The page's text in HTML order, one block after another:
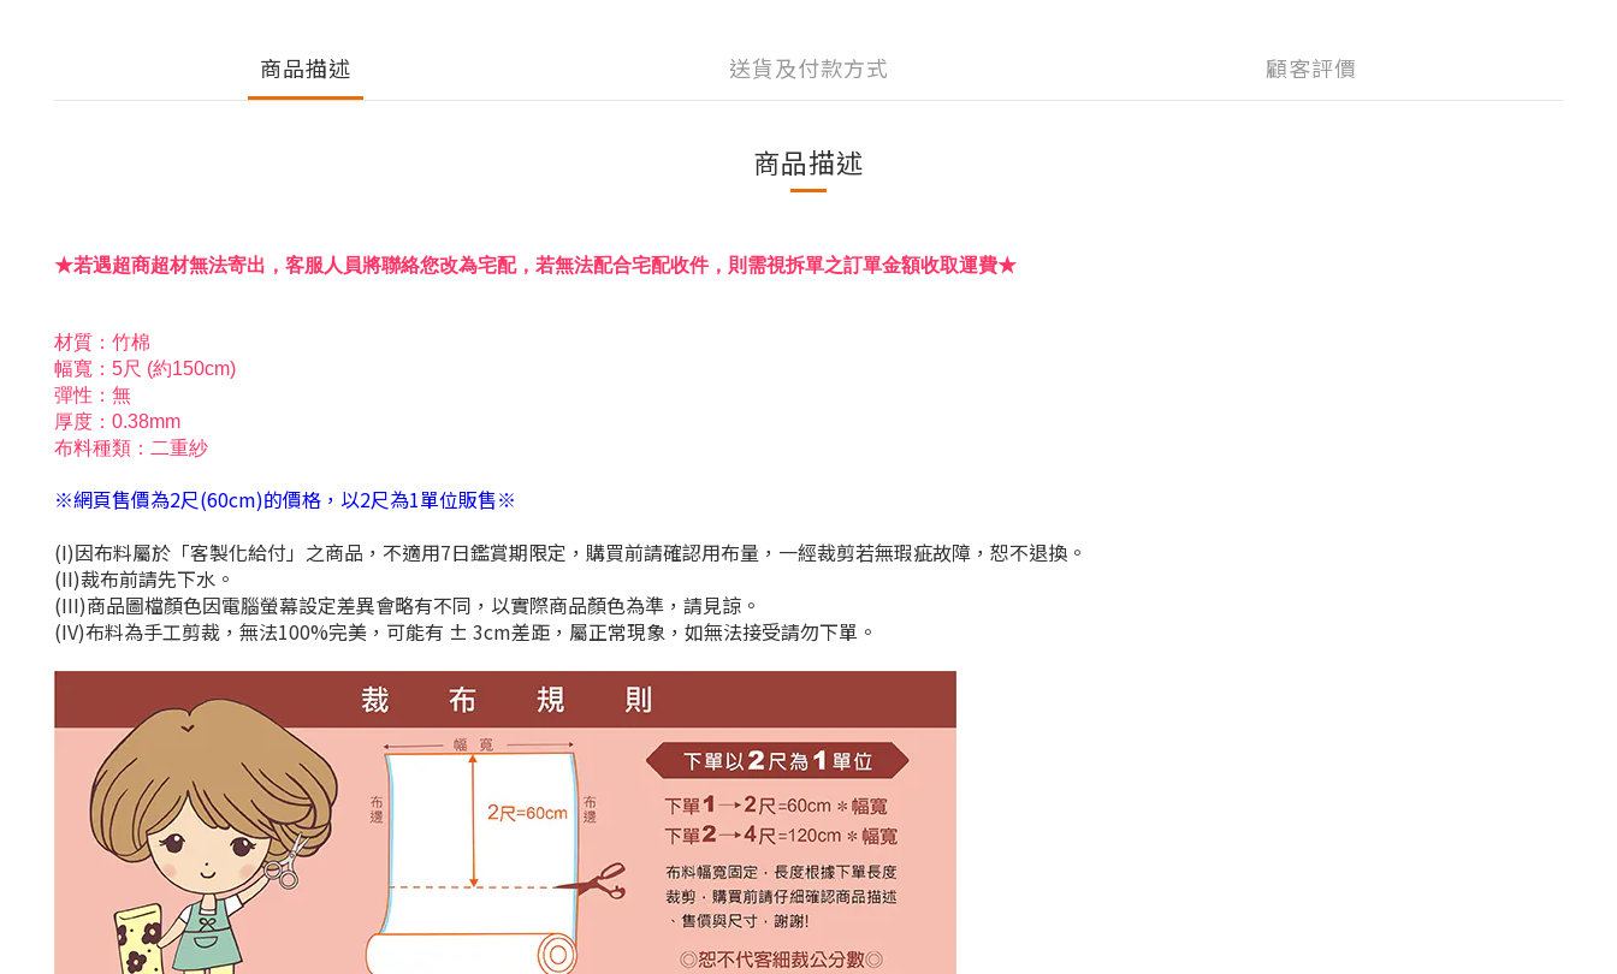
商品描述 送貨及付款方式 顧客評價
商品描述
★若遇超商超材無法寄出，客服人員將聯絡您改為宅配，若無法配合宅配收件，則需視拆單之訂單金額收取運費★
材質：竹棉
幅寬：5尺 (約150cm)
彈性：無
厚度：0.38mm
布料種類：二重紗
※網頁售價為2尺(60cm)的價格，以2尺為1單位販售※
(I)因布料屬於「客製化給付」之商品，不適用7日鑑賞期限定，購買前請確認用布量，一經裁剪若無瑕疵故障，恕不退換。
(II)裁布前請先下水。
(III)商品圖檔顏色因電腦螢幕設定差異會略有不同，以實際商品顏色為準，請見諒。
(IV)布料為手工剪裁，無法100%完美，可能有 ± 3cm差距，屬正常現象，如無法接受請勿下單。